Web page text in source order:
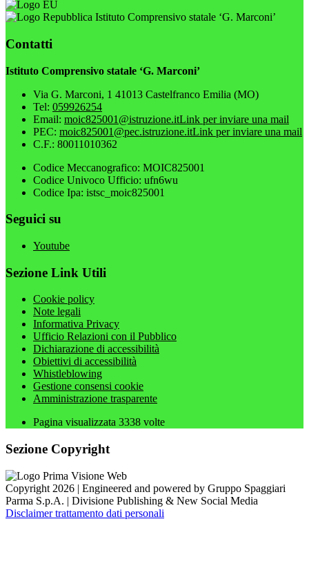
Istituto Comprensivo statale ‘G. Marconi’
Contatti
Istituto Comprensivo statale ‘G. Marconi’
Via G. Marconi, 1 41013 Castelfranco Emilia (MO)
Tel: 059926254
Email: moic825001@istruzione.itLink per inviare una mail
PEC: moic825001@pec.istruzione.itLink per inviare una mail
C.F.: 80011010362
Codice Meccanografico: MOIC825001
Codice Univoco Ufficio: ufn6wu
Codice Ipa: istsc_moic825001
Seguici su
Youtube
Sezione Link Utili
Cookie policy
Note legali
Informativa Privacy
Ufficio Relazioni con il Pubblico
Dichiarazione di accessibilità
Obiettivi di accessibilità
Whistleblowing
Gestione consensi cookie
Amministrazione trasparente
Pagina visualizzata 3338 volte
Sezione Copyright
Copyright 2026 | Engineered and powered by Gruppo Spaggiari
Parma S.p.A. | Divisione Publishing & New Social Media
Disclaimer trattamento dati personali